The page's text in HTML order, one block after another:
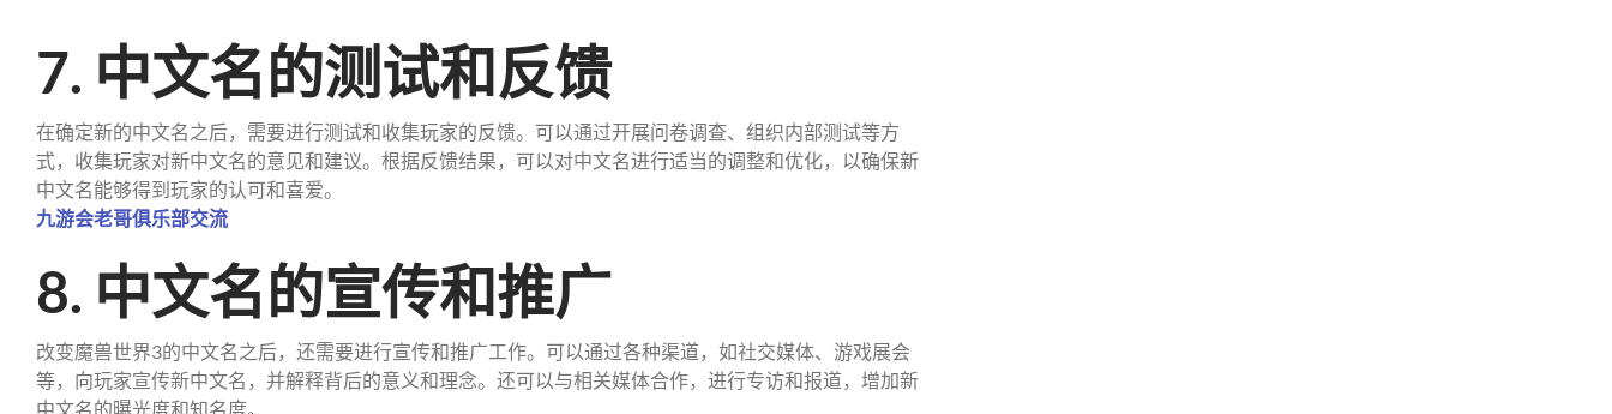
7. 中文名的测试和反馈
在确定新的中文名之后，需要进行测试和收集玩家的反馈。可以通过开展问卷调查、组织内部测试等方
式，收集玩家对新中文名的意见和建议。根据反馈结果，可以对中文名进行适当的调整和优化，以确保新
中文名能够得到玩家的认可和喜爱。
九游会老哥俱乐部交流
8. 中文名的宣传和推广
改变魔兽世界3的中文名之后，还需要进行宣传和推广工作。可以通过各种渠道，如社交媒体、游戏展会
等，向玩家宣传新中文名，并解释背后的意义和理念。还可以与相关媒体合作，进行专访和报道，增加新
中文名的曝光度和知名度。